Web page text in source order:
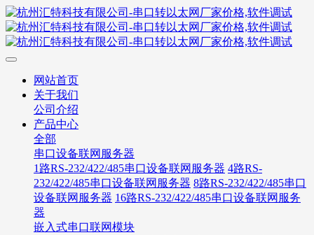
网站首页
关于我们
公司介绍
产品中心
全部
串口设备联网服务器
1路RS-232/422/485串口设备联网服务器 4路RS-
232/422/485串口设备联网服务器 8路RS-232/422/485串口
设备联网服务器 16路RS-232/422/485串口设备联网服务
器
嵌入式串口联网模块